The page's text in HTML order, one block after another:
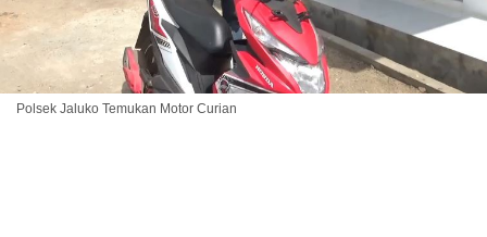
Polsek Jaluko Temukan Motor Curian